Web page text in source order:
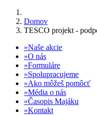
Domov
TESCO projekt -
Naše akcie
O nás
Formuláre
Spolupracujeme
Ako môžeš pomôcť
Média o nás
Časopis Majáku
Kontakt